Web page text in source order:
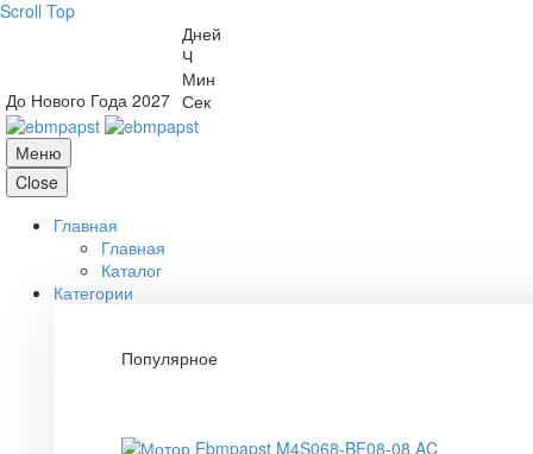
Scroll Top
До Нового Года 2027
Дней
Ч
Мин
Сек
Меню
Close
Главная
Главная
Каталог
Категории
Популярное